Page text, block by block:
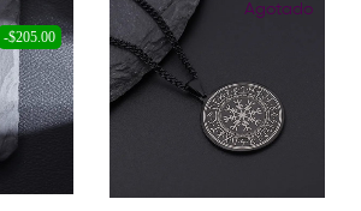
-$205.00
Agotado